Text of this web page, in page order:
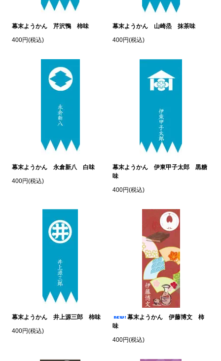
幕末ようかん 芹沢鴨 柿味
400円(税込)
幕末ようかん 山崎烝 抹茶味
400円(税込)
幕末ようかん 永倉新八 白味
400円(税込)
幕末ようかん 伊東甲子太郎 黒糖
味
400円(税込)
幕末ようかん 井上源三郎 柿味
400円(税込)
幕末ようかん 伊藤博文 柿
味
400円(税込)